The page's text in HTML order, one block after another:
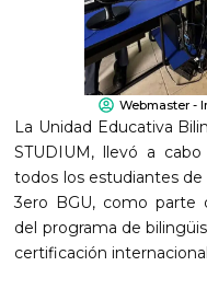
Webmaster -
La Unidad Educativa
STUDIUM, llevó a
todos los estudiantes de
3ero BGU, como parte
del programa de
certificación